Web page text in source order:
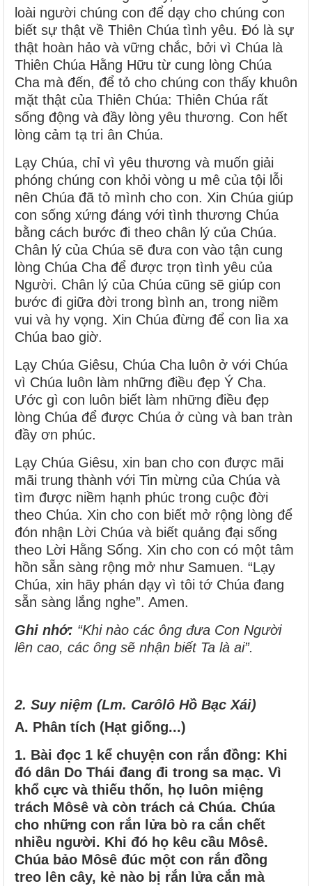
loài người chúng con để dạy cho chúng con
biết sự thật về Thiên Chúa tình yêu. Đó là sự
thật hoàn hảo và vững chắc, bởi vì Chúa là
Thiên Chúa Hằng Hữu từ cung lòng Chúa
Cha mà đến, để tỏ cho chúng con thấy khuôn
mặt thật của Thiên Chúa: Thiên Chúa rất
sống động và đầy lòng yêu thương. Con hết
lòng cảm tạ tri ân Chúa.
Lạy Chúa, chỉ vì yêu thương và muốn giải
phóng chúng con khỏi vòng u mê của tội lỗi
nên Chúa đã tỏ mình cho con. Xin Chúa giúp
con sống xứng đáng với tình thương Chúa
bằng cách bước đi theo chân lý của Chúa.
Chân lý của Chúa sẽ đưa con vào tận cung
lòng Chúa Cha để được trọn tình yêu của
Người. Chân lý của Chúa cũng sẽ giúp con
bước đi giữa đời trong bình an, trong niềm
vui và hy vọng. Xin Chúa đừng để con lìa xa
Chúa bao giờ.
Lạy Chúa Giêsu, Chúa Cha luôn ở với Chúa
vì Chúa luôn làm những điều đẹp Ý Cha.
Ước gì con luôn biết làm những điều đẹp
lòng Chúa để được Chúa ở cùng và ban tràn
đầy ơn phúc.
Lạy Chúa Giêsu, xin ban cho con được mãi
mãi trung thành với Tin mừng của Chúa và
tìm được niềm hạnh phúc trong cuộc đời
theo Chúa. Xin cho con biết mở rộng lòng để
đón nhận Lời Chúa và biết quảng đại sống
theo Lời Hằng Sống. Xin cho con có một tâm
hồn sẵn sàng rộng mở như Samuen. “Lạy
Chúa, xin hãy phán dạy vì tôi tớ Chúa đang
sẵn sàng lắng nghe”. Amen.
Ghi nhớ: “Khi nào các ông đưa Con Người
lên cao, các ông sẽ nhận biết Ta là ai”.
2. Suy niệm (Lm. Carôlô Hồ Bạc Xái)
A. Phân tích (Hạt giống...)
1. Bài đọc 1 kể chuyện con rắn đồng: Khi
đó dân Do Thái đang đi trong sa mạc. Vì
khổ cực và thiếu thốn, họ luôn miệng
trách Môsê và còn trách cả Chúa. Chúa
cho những con rắn lửa bò ra cắn chết
nhiều người. Khi đó họ kêu cầu Môsê.
Chúa bảo Môsê đúc một con rắn đồng
treo lên cây, kẻ nào bị rắn lửa cắn mà